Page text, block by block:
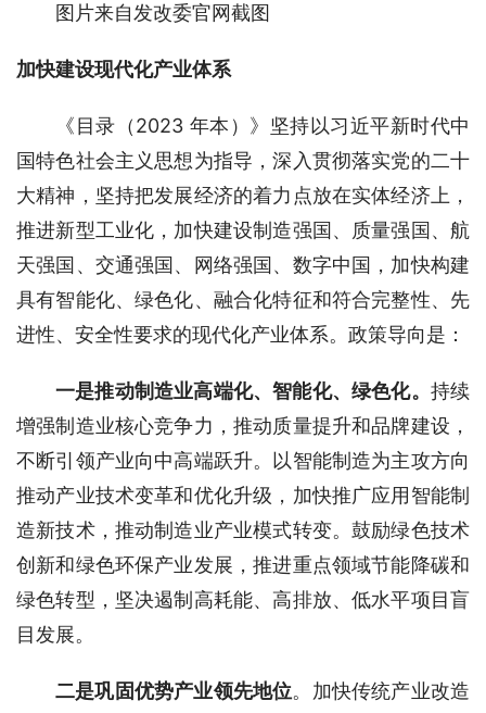
图片来自发改委官网截图
加快建设现代化产业体系
《目录（2023 年本）》坚持以习近平新时代中
国特色社会主义思想为指导，深入贯彻落实党的二十
大精神，坚持把发展经济的着力点放在实体经济上，
推进新型工业化，加快建设制造强国、质量强国、航
天强国、交通强国、网络强国、数字中国，加快构建
具有智能化、绿色化、融合化特征和符合完整性、先
进性、安全性要求的现代化产业体系。政策导向是：
一是推动制造业高端化、智能化、绿色化。 持续
增强制造业核心竞争力，推动质量提升和品牌建设，
不断引领产业向中高端跃升。以智能制造为主攻方向
推动产业技术变革和优化升级，加快推广应用智能制
造新技术，推动制造业产业模式转变。鼓励绿色技术
创新和绿色环保产业发展，推进重点领域节能降碳和
绿色转型，坚决遏制高耗能、高排放、低水平项目盲
目发展。
二是巩固优势产业领先地位。加快传统产业改造